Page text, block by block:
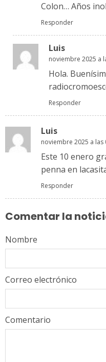
Colon… Años
Responder
Luis
noviembre 2025 a
Hola.
Responder
Luis
noviembre 2025 a las
Este 10 enero
penna en
Responder
Comentar la
Comentario
Nombre
Correo electrónico